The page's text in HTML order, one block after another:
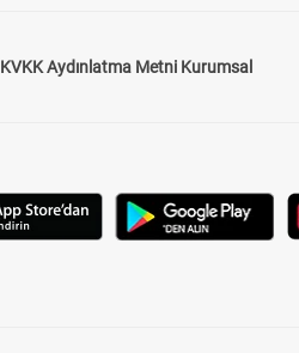
KVKK Aydınlatma Metni Kurumsal